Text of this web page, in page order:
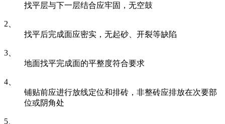
找平层与下一层结合应牢固，无空鼓
2、
找平后完成面应密实，无起砂、开裂等缺陷
3、
地面找平完成面的平整度符合要求
4、
铺贴前应进行放线定位和排砖，非整砖应排放在次要部
位或阴角处
5、